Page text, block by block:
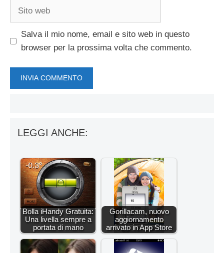
Sito
Salva il mio nome, email e sito web in questo
browser per la prossima volta che commento.
LEGGI ANCHE:
Bolla iHandy Gratuita:
Una livella sempre a
portata di mano
Gorillacam, nuovo
aggiornamento
arrivato in App Store